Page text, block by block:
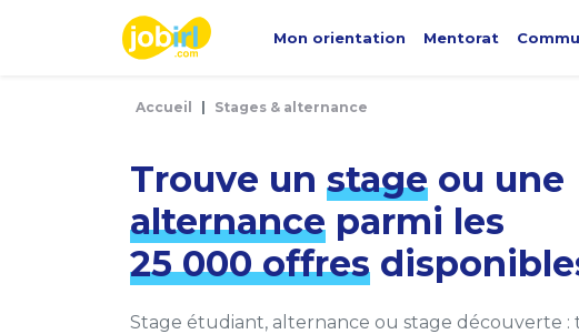
Mon orientation Mentorat
Accueil Stages & alternance
Trouve un stage ou une
alternance parmi les
25 000 offres
Stage étudiant, alternance ou stage découverte :
Panneau de gestion des cookies